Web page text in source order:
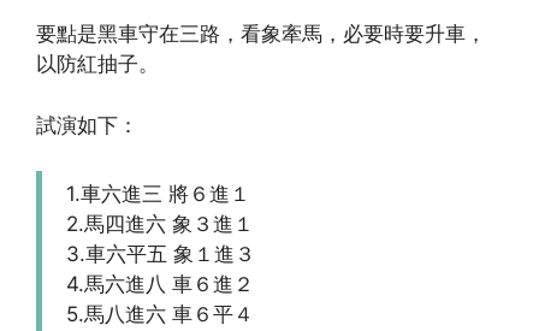
要點是黑車守在三路，看象牽馬，必要時要升車，
以防紅抽子。
試演如下：
1.車六進三 將６進１
2.馬四進六 象３進１
3.車六平五 象１進３
4.馬六進八 車６進２
5.馬八進六 車６平４